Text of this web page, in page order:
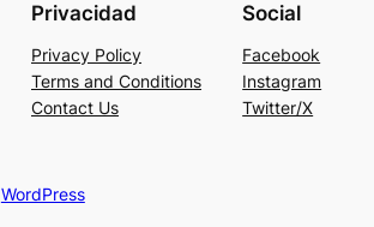
Privacidad
Privacy Policy
Terms and Conditions
Contact Us
Social
Facebook
Instagram
Twitter/X
WordPress